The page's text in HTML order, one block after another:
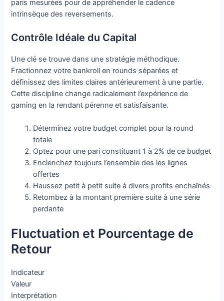
paris mesurées pour de appréhender le cadence
intrinsèque des reversements.
Contrôle Idéale du Capital
Une clé se trouve dans une stratégie méthodique.
Fractionnez votre bankroll en rounds séparées et
définissez des limites claires antérieurement à une partie.
Cette discipline change radicalement l’expérience de
gaming en la rendant pérenne et satisfaisante.
Déterminez votre budget complet pour la round
totale
Optez pour une pari constituant 1 à 2% de ce budget
Enclenchez toujours l’ensemble des les lignes
offertes
Haussez petit à petit suite à divers profits enchaînés
Retombez à la montant première suite à une série
perdante
Fluctuation et Pourcentage de
Retour
Indicateur
Valeur
Interprétation